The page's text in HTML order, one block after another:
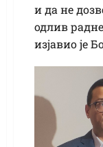
и да не
одлив
изјавио је